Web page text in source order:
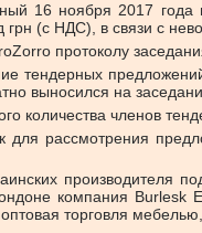
16 ноября 2017 года
(с НДС), в связи с
протоколу
тендерных
выносился на
количества членов
рассмотрения
производителя
компания
торговля